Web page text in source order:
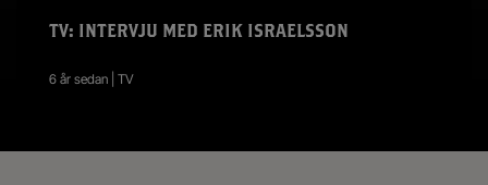
TV: INTERVJU MED ERIK ISRAELSSON
6 år sedan | TV